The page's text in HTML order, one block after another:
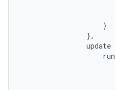
}
},
update
run